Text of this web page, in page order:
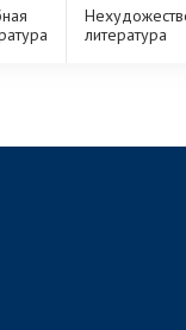
литература